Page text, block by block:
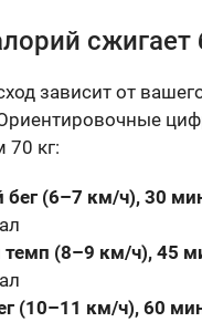
сжигает
зависит от
70 кг:
(6–7 км/ч), 30
(8–9 км/ч), 45
(10–11 км/ч), 60